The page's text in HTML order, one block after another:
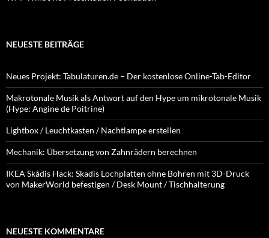
NEUESTE BEITRÄGE
Neues Projekt: Tabulaturen.de – Der kostenlose Online-Tab-Editor
Makrotonale Musik als Antwort auf den Hype um mikrotonale Musik
(Hype: Angine de Poitrine)
Lightbox / Leuchtkasten / Nachtlampe erstellen
Mechanik: Übersetzung von Zahnrädern berechnen
IKEA Skådis Hack: Skadis Lochplatten ohne Bohren mit 3D-Druck
von MakerWorld befestigen / Desk Mount / Tischhalterung
NEUESTE KOMMENTARE